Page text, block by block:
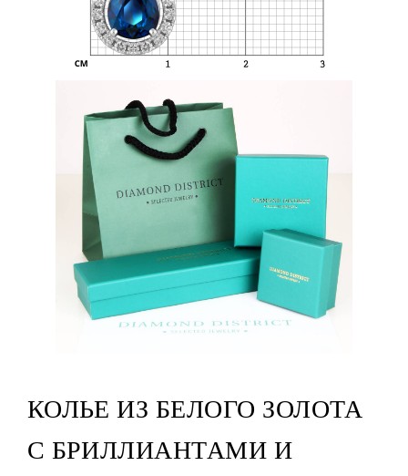
КОЛЬЕ ИЗ БЕЛОГО ЗОЛОТА
С БРИЛЛИАНТАМИ И